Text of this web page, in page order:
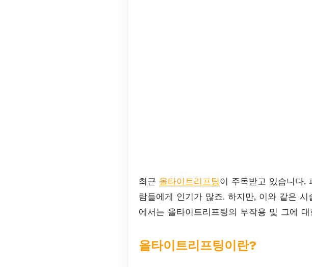
최근 올타이트리프팅이 주목받고 있습니다.
람들에게 인기가 많죠. 하지만, 이와 같은
에서는 올타이트리프팅의 부작용 및 그에
올타이트리프팅이란?